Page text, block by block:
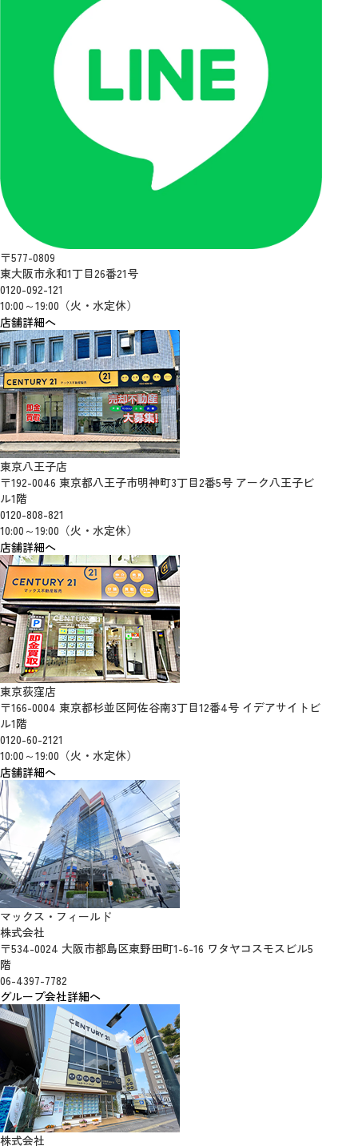
〒577-0809
東大阪市永和1丁目26番21号
0120-092-121
10:00～19:00（火・水定休）
店舗詳細へ
東京八王子店
〒192-0046 東京都八王子市明神町3丁目2番5号 アーク八王子ビ
ル1階
0120-808-821
10:00～19:00（火・水定休）
店舗詳細へ
東京荻窪店
〒166-0004 東京都杉並区阿佐谷南3丁目12番4号 イデアサイトビ
ル1階
0120-60-2121
10:00～19:00（火・水定休）
店舗詳細へ
マックス・フィールド
株式会社
〒534-0024 大阪市都島区東野田町1-6-16 ワタヤコスモスビル5
階
06-4397-7782
グループ会社詳細へ
株式会社